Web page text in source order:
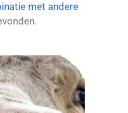
met andere